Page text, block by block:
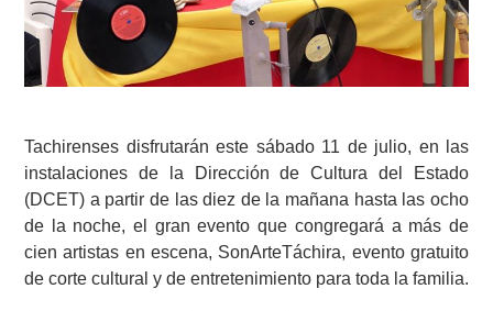
Tachirenses disfrutarán este sábado 11 de julio, en las
instalaciones de la Dirección de Cultura del Estado
(DCET) a partir de las diez de la mañana hasta las ocho
de la noche, el gran evento que congregará a más de
cien artistas en escena, SonArteTáchira, evento gratuito
de corte cultural y de entretenimiento para toda la familia.